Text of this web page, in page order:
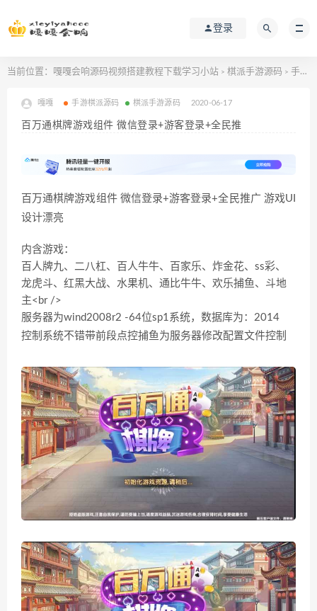
登录
当前位置： 嘎嘎会响源码视频搭建教程下载学习小站 > 棋派手游源码 > 手游棋派源码
嘎嘎 手游棋派源码 棋派手游源码 2020-06-17
百万通棋牌游戏组件 微信登录+游客登录+全民推
百万通棋牌游戏组件 微信登录+游客登录+全民推广 游戏UI
设计漂亮
内含游戏：
百人牌九、二八杠、百人牛牛、百家乐、炸金花、ss彩、
龙虎斗、红黑大战、水果机、通比牛牛、欢乐捕鱼、斗地
主<br />
服务器为wind2008r2 -64位sp1系统，数据库为：2014
控制系统不错带前段点控捕鱼为服务器修改配置文件控制